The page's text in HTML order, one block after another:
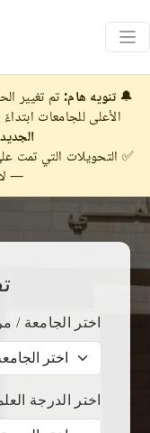
🔔 تنويه هام: تم تغيير
الأعلى للجامعات
✅ التحويلات التي تمت
—
اختر الجامعة /
اختر الدرجة